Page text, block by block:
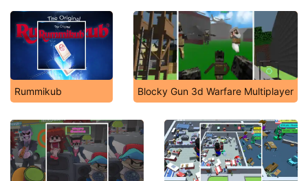
Rummikub Blocky Gun 3d Warfare Multiplayer